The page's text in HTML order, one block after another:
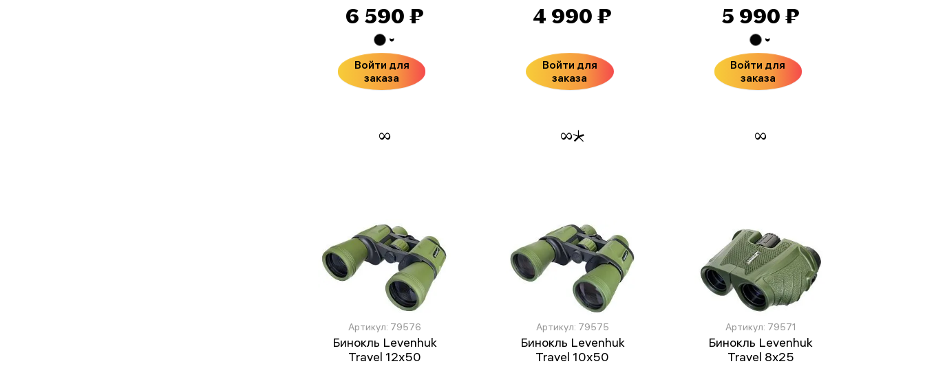
6 590 ₽
Войти для
заказа
4 990 ₽
Войти для
заказа
5 990 ₽
Войти для
заказа
Артикул: 79576
Бинокль Levenhuk
Travel 12x50
Артикул: 79575
Бинокль Levenhuk
Travel 10x50
Артикул: 79571
Бинокль Levenhuk
Travel 8x25